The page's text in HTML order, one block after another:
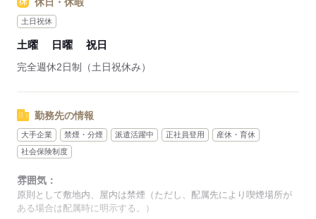
土日祝休
土曜 日曜 祝日
完全週休2日制（土日祝休み）
勤務先の情報
大手企業 禁煙・分煙 派遣活躍中 正社員登用
産休・育休
社会保険制度
雰囲気：
原則として敷地内、屋内は禁煙（ただし、配属先により喫煙場所が
ある場合は配属時に明示する。）